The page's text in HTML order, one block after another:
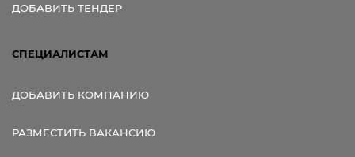
ДОБАВИТЬ ТЕНДЕР
СПЕЦИАЛИСТАМ
ДОБАВИТЬ КОМПАНИЮ
РАЗМЕСТИТЬ ВАКАНСИЮ